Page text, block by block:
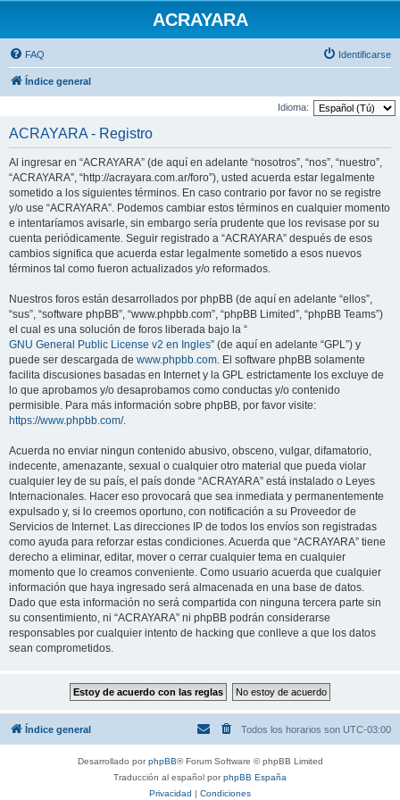
ACRAYARA
FAQ Identificarse
Índice general
Idioma:
ACRAYARA - Registro
Al ingresar en “ACRAYARA” (de aquí en adelante “nosotros”, “nos”, “nuestro”,
“ACRAYARA”, “http://acrayara.com.ar/foro”), usted acuerda estar legalmente
sometido a los siguientes términos. En caso contrario por favor no se registre
y/o use “ACRAYARA”. Podemos cambiar estos términos en cualquier momento
e intentaríamos avisarle, sin embargo sería prudente que los revisase por su
cuenta periódicamente. Seguir registrado a “ACRAYARA” después de esos
cambios significa que acuerda estar legalmente sometido a esos nuevos
términos tal como fueron actualizados y/o reformados.
Nuestros foros están desarrollados por phpBB (de aquí en adelante “ellos”,
“sus”, “software phpBB”, “www.phpbb.com”, “phpBB Limited”, “phpBB Teams”)
el cual es una solución de foros liberada bajo la “
GNU General Public License v2 en Ingles” (de aquí en adelante “GPL”) y
puede ser descargada de www.phpbb.com. El software phpBB solamente
facilita discusiones basadas en Internet y la GPL estrictamente los excluye de
lo que aprobamos y/o desaprobamos como conductas y/o contenido
permisible. Para más información sobre phpBB, por favor visite:
https://www.phpbb.com/.
Acuerda no enviar ningun contenido abusivo, obsceno, vulgar, difamatorio,
indecente, amenazante, sexual o cualquier otro material que pueda violar
cualquier ley de su país, el país donde “ACRAYARA” está instalado o Leyes
Internacionales. Hacer eso provocará que sea inmediata y permanentemente
expulsado y, si lo creemos oportuno, con notificación a su Proveedor de
Servicios de Internet. Las direcciones IP de todos los envíos son registradas
como ayuda para reforzar estas condiciones. Acuerda que “ACRAYARA” tiene
derecho a eliminar, editar, mover o cerrar cualquier tema en cualquier
momento que lo creamos conveniente. Como usuario acuerda que cualquier
información que haya ingresado será almacenada en una base de datos.
Dado que esta información no será compartida con ninguna tercera parte sin
su consentimiento, ni “ACRAYARA” ni phpBB podrán considerarse
responsables por cualquier intento de hacking que conlleve a que los datos
sean comprometidos.
Índice general Todos los horarios son UTC-03:00
Desarrollado porphpBB® Forum Software © phpBB Limited
Traducción al español porphpBB España
Privacidad | Condiciones